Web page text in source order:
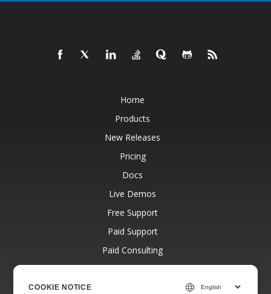
Home
Products
New Releases
Pricing
Docs
Live Demos
Free Support
Paid Support
Paid Consulting
Blog
COOKIE NOTICE